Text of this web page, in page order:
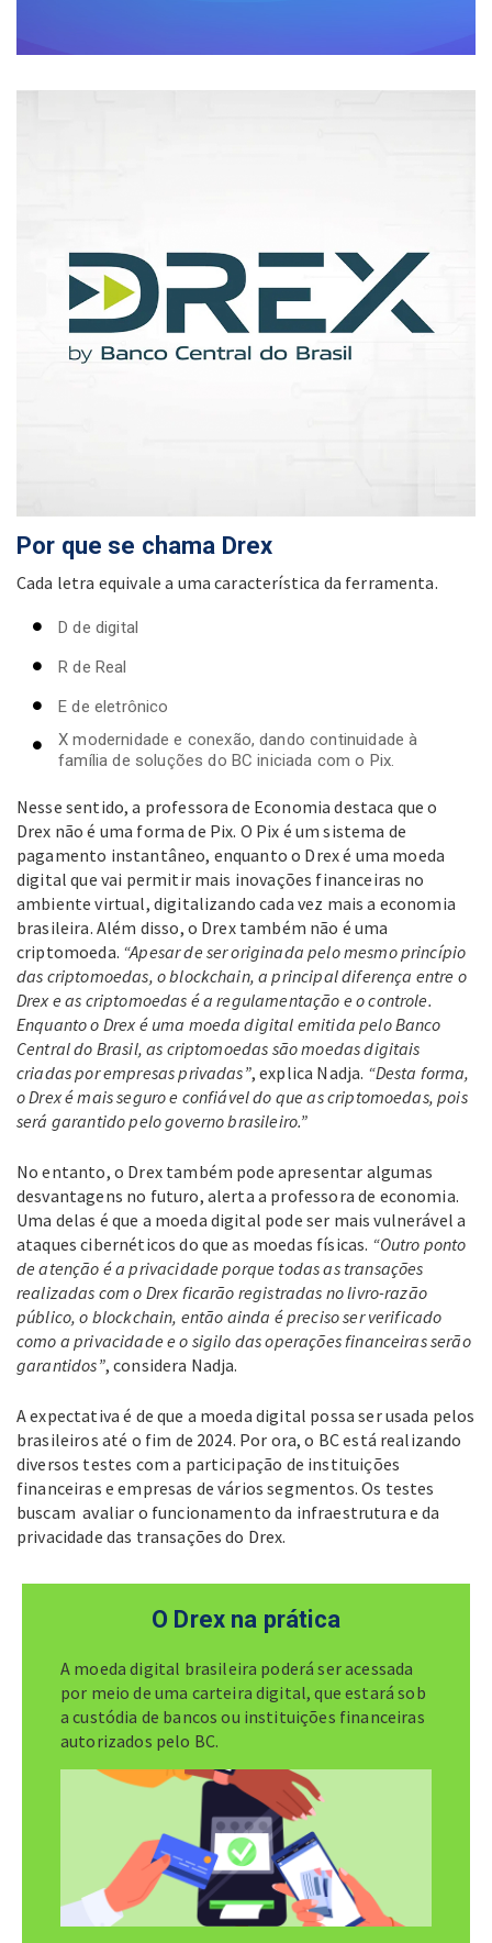
Por que se chama Drex
Cada letra equivale a uma característica da ferramenta.
D de digital
R de Real
E de eletrônico
X modernidade e conexão, dando continuidade à
família de soluções do BC iniciada com o Pix.
Nesse sentido, a professora de Economia destaca que o
Drex não é uma forma de Pix. O Pix é um sistema de
pagamento instantâneo, enquanto o Drex é uma moeda
digital que vai permitir mais inovações financeiras no
ambiente virtual, digitalizando cada vez mais a economia
brasileira. Além disso, o Drex também não é uma
criptomoeda. “Apesar de ser originada pelo mesmo princípio
das criptomoedas, o blockchain, a principal diferença entre o
Drex e as criptomoedas é a regulamentação e o controle.
Enquanto o Drex é uma moeda digital emitida pelo Banco
Central do Brasil, as criptomoedas são moedas digitais
criadas por empresas privadas”, explica Nadja. “Desta forma,
o Drex é mais seguro e confiável do que as criptomoedas, pois
será garantido pelo governo brasileiro.”
No entanto, o Drex também pode apresentar algumas
desvantagens no futuro, alerta a professora de economia.
Uma delas é que a moeda digital pode ser mais vulnerável a
ataques cibernéticos do que as moedas físicas. “Outro ponto
de atenção é a privacidade porque todas as transações
realizadas com o Drex ficarão registradas no livro-razão
público, o blockchain, então ainda é preciso ser verificado
como a privacidade e o sigilo das operações financeiras serão
garantidos”, considera Nadja.
A expectativa é de que a moeda digital possa ser usada pelos
brasileiros até o fim de 2024. Por ora, o BC está realizando
diversos testes com a participação de instituições
financeiras e empresas de vários segmentos. Os testes
buscam avaliar o funcionamento da infraestrutura e da
privacidade das transações do Drex.
O Drex na prática
A moeda digital brasileira poderá ser acessada
por meio de uma carteira digital, que estará sob
a custódia de bancos ou instituições financeiras
autorizados pelo BC.